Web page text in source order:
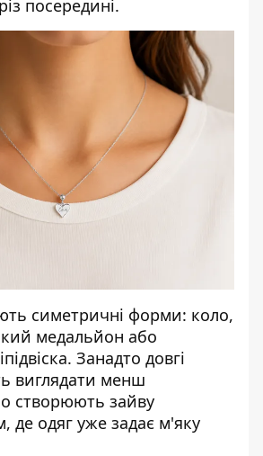
посередині.
симетричні форми: коло,
медальйон або
Занадто довгі
виглядати менш
створюють зайву
де одяг уже задає м'яку